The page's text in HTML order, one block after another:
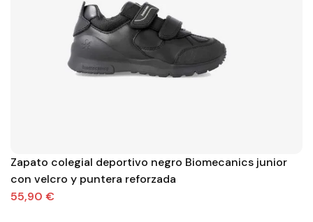
Zapato colegial deportivo negro Biomecanics junior
con velcro y puntera reforzada
55,90 €